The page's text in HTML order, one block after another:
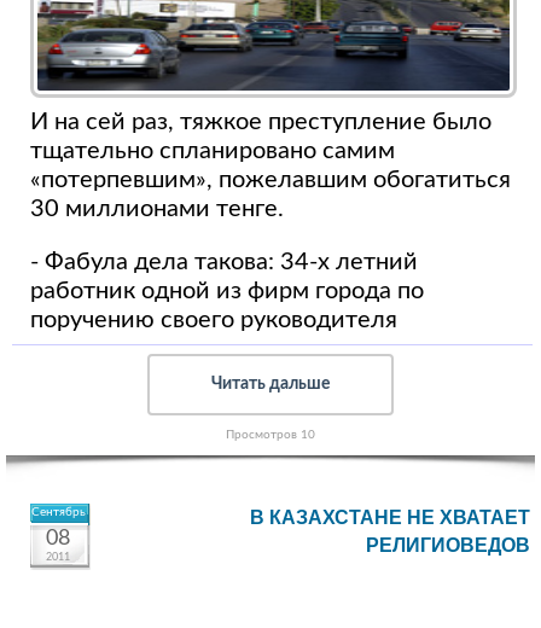
И на сей раз, тяжкое преступление было
тщательно спланировано самим
«потерпевшим», пожелавшим обогатиться
30 миллионами тенге.
- Фабула дела такова: 34-х летний
работник одной из фирм города по
поручению своего руководителя
Читать дальше
Просмотров 10
Сентябрь
08
2011
В КАЗАХСТАНЕ НЕ ХВАТАЕТ
РЕЛИГИОВЕДОВ